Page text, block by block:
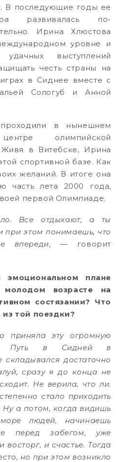
В последующие годы ее
развивалась по-
Ирина Хлюстова
уровне и
выступлений
честь страны на
в Сиднее вместе с
Сологуб и Анной
в нынешнем
олимпийской
Живя в Витебске, Ирина
спортивной базе. Как
желаний. В итоге она
часть лета 2000 года,
первой Олимпиаде.
Все отдыхают, а ты
при этом понимаешь, что
впереди, — говорит
плане
молодом возрасте на
состязании? Что
той поездки?
приняла эту огромную
Путь в Сидней в
достаточно
сразу я до конца не
Не верила, что ли.
стало приходить
Ну а потом, когда видишь
людей, начинаешь
перед забегом, уже
восторг, и счастье. Тогда
но при этом возникло